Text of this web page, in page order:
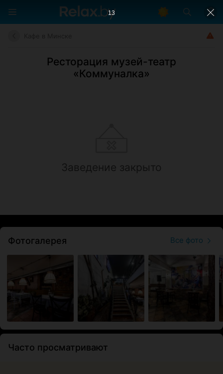
Ресторация музей-театр
«Коммуналка»
Заведение закрыто
Фотогалерея Все фото
Часто просматривают
12